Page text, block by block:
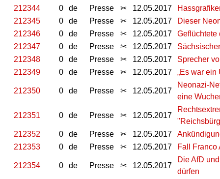
212344
0 de Presse ✂ 12.05.2017
212345
0 de Presse ✂ 12.05.2017
Dieser
212346
0 de Presse ✂ 12.05.2017
Geflüchtete
212347
0 de Presse ✂ 12.05.2017
212348
0 de Presse ✂ 12.05.2017
Sprecher
212349
0 de Presse ✂ 12.05.2017 „Es war ein
212350 0 de Presse ✂ 12.05.2017
Neonazi-
eine
212351 0 de Presse ✂ 12.05.2017
212352
0 de Presse ✂ 12.05.2017
212353
0 de Presse ✂ 12.05.2017 Fall Franco
212354 0 de Presse ✂ 12.05.2017
Die AfD
dürfen